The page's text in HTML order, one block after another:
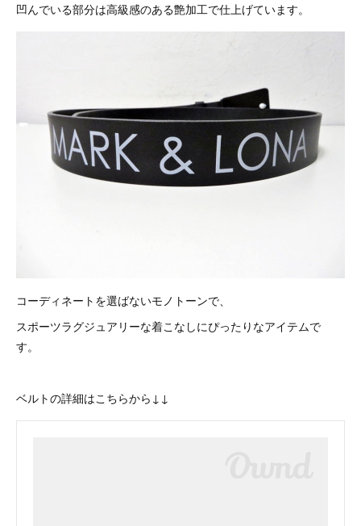
凹んでいる部分は高級感のある艶加工で仕上げています。
コーディネートを選ばないモノトーンで、
スポーツラグジュアリーな着こなしにぴったりなアイテムで
す。
ベルトの詳細はこちらから↓↓